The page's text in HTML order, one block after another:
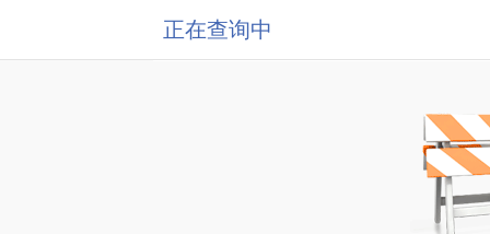
正在查询中